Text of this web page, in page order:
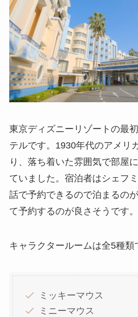
東京ディズニーリゾートの最
テルです。1930年代のアメリ
り、落ち着いた雰囲気で部屋
ていました。宿泊者はシェフ
話で予約できるので泊まるの
て予約するのが良さそうです。
キャラクタールームは全5種類
ミッキーマウス
ミニーマウス